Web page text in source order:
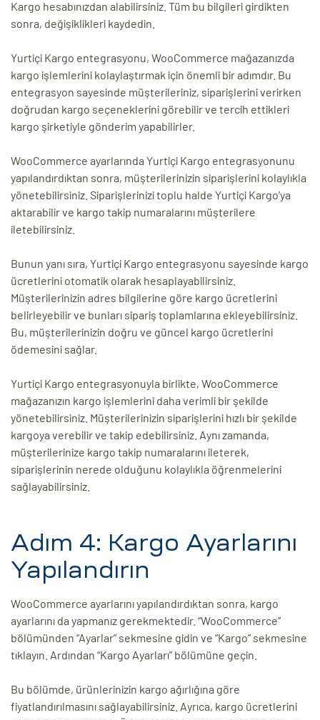
Kargo hesabınızdan alabilirsiniz. Tüm bu bilgileri girdikten
sonra, değişiklikleri kaydedin.
Yurtiçi Kargo entegrasyonu, WooCommerce mağazanızda
kargo işlemlerini kolaylaştırmak için önemli bir adımdır. Bu
entegrasyon sayesinde müşterileriniz, siparişlerini verirken
doğrudan kargo seçeneklerini görebilir ve tercih ettikleri
kargo şirketiyle gönderim yapabilirler.
WooCommerce ayarlarında Yurtiçi Kargo entegrasyonunu
yapılandırdıktan sonra, müşterilerinizin siparişlerini kolaylıkla
yönetebilirsiniz. Siparişlerinizi toplu halde Yurtiçi Kargo’ya
aktarabilir ve kargo takip numaralarını müşterilere
iletebilirsiniz.
Bunun yanı sıra, Yurtiçi Kargo entegrasyonu sayesinde kargo
ücretlerini otomatik olarak hesaplayabilirsiniz.
Müşterilerinizin adres bilgilerine göre kargo ücretlerini
belirleyebilir ve bunları sipariş toplamlarına ekleyebilirsiniz.
Bu, müşterilerinizin doğru ve güncel kargo ücretlerini
ödemesini sağlar.
Yurtiçi Kargo entegrasyonuyla birlikte, WooCommerce
mağazanızın kargo işlemlerini daha verimli bir şekilde
yönetebilirsiniz. Müşterilerinizin siparişlerini hızlı bir şekilde
kargoya verebilir ve takip edebilirsiniz. Aynı zamanda,
müşterilerinize kargo takip numaralarını ileterek,
siparişlerinin nerede olduğunu kolaylıkla öğrenmelerini
sağlayabilirsiniz.
Adım 4: Kargo Ayarlarını
Yapılandırın
WooCommerce ayarlarını yapılandırdıktan sonra, kargo
ayarlarını da yapmanız gerekmektedir. “WooCommerce”
bölümünden “Ayarlar” sekmesine gidin ve “Kargo” sekmesine
tıklayın. Ardından “Kargo Ayarları” bölümüne geçin.
Bu bölümde, ürünlerinizin kargo ağırlığına göre
fiyatlandırılmasını sağlayabilirsiniz. Ayrıca, kargo ücretlerini